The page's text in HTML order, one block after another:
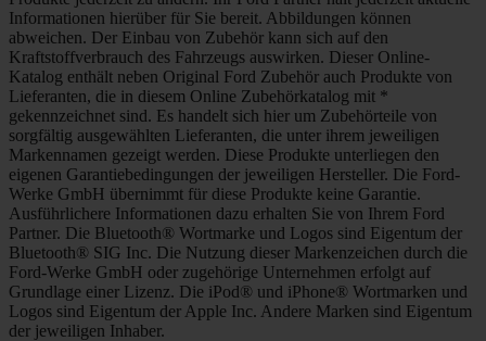
Informationen hierüber für Sie bereit. Abbildungen können
abweichen. Der Einbau von Zubehör kann sich auf den
Kraftstoffverbrauch des Fahrzeugs auswirken. Dieser Online-
Katalog enthält neben Original Ford Zubehör auch Produkte von
Lieferanten, die in diesem Online Zubehörkatalog mit *
gekennzeichnet sind. Es handelt sich hier um Zubehörteile von
sorgfältig ausgewählten Lieferanten, die unter ihrem jeweiligen
Markennamen gezeigt werden. Diese Produkte unterliegen den
eigenen Garantiebedingungen der jeweiligen Hersteller. Die Ford-
Werke GmbH übernimmt für diese Produkte keine Garantie.
Ausführlichere Informationen dazu erhalten Sie von Ihrem Ford
Partner. Die Bluetooth® Wortmarke und Logos sind Eigentum der
Bluetooth® SIG Inc. Die Nutzung dieser Markenzeichen durch die
Ford-Werke GmbH oder zugehörige Unternehmen erfolgt auf
Grundlage einer Lizenz. Die iPod® und iPhone® Wortmarken und
Logos sind Eigentum der Apple Inc. Andere Marken sind Eigentum
der jeweiligen Inhaber.